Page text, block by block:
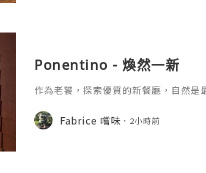
Ponentino - 煥然一新
作為老饕，探索優質的新餐廳，自然是
期待。第一階段大堂華麗變身的Fine
不及待嚐過其蛋糕及咖啡，質素令人滿
Fabrice 嚐味 2小時前